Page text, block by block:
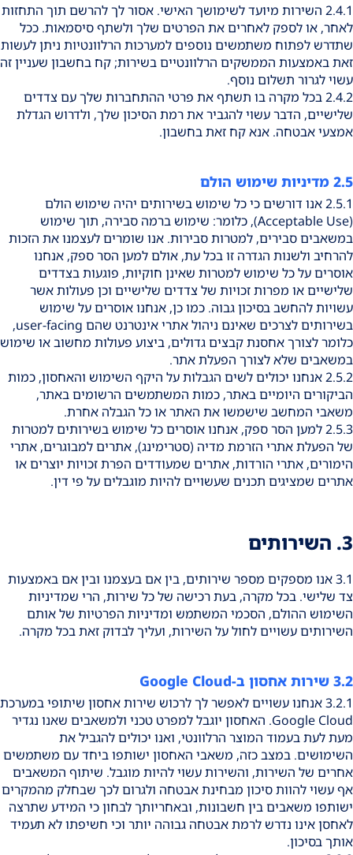
2.4.1 השירות מיועד לשימושך האישי. אסור לך להרשם תוך התחזות
לאחר, או לספק לאחרים את הפרטים שלך ולשתף סיסמאות. ככל
שתדרש לפתוח משתמשים נוספים למערכות הרלוונטיות ניתן לעשות
זאת באמצעות הממשקים הרלוונטיים בשירות; קח בחשבון שעניין זה
עשוי לגרור תשלום נוסף.
2.4.2 בכל מקרה בו תשתף את פרטי ההתחברות שלך עם צדדים
שלישיים, הדבר עשוי להגביר את רמת הסיכון שלך, ולדרוש הגדלת
אמצעי אבטחה. אנא קח זאת בחשבון.
2.5 מדיניות שימוש הולם
2.5.1 אנו דורשים כי כל שימוש בשירותים יהיה שימוש הולם
(Acceptable Use), כלומר: שימוש ברמה סבירה, תוך שימוש
במשאבים סבירים, למטרות סבירות. אנו שומרים לעצמנו את הזכות
להרחיב ולשנות הגדרה זו בכל עת, אולם למען הסר ספק, אנחנו
אוסרים על כל שימוש למטרות שאינן חוקיות, פוגעות בצדדים
שלישיים או מפרות זכויות של צדדים שלישיים וכן פעולות אשר
עשויות להחשב בסיכון גבוה. כמו כן, אנחנו אוסרים על שימוש
בשירותים לצרכים שאינם ניהול אתרי אינטרנט שהם user-facing,
כלומר לצורך אחסנת קבצים גדולים, ביצוע פעולות מחשוב או שימוש
במשאבים שלא לצורך הפעלת אתר.
2.5.2 אנחנו יכולים לשים הגבלות על היקף השימוש והאחסון, כמות
הביקורים היומיים באתר, כמות המשתמשים הרשומים באתר,
משאבי המחשב שישמשו את האתר או כל הגבלה אחרת.
2.5.3 למען הסר ספק, אנחנו אוסרים כל שימוש בשירותים למטרות
של הפעלת אתרי הזרמת מדיה (סטרימינג), אתרים למבוגרים, אתרי
הימורים, אתרי הורדות, אתרים שמעודדים הפרת זכויות יוצרים או
אתרים שמציגים תכנים שעשויים להיות מוגבלים על פי דין.
3. השירותים
3.1 אנו מספקים מספר שירותים, בין אם בעצמנו ובין אם באמצעות
צד שלישי. בכל מקרה, בעת רכישה של כל שירות, הרי שמדיניות
השימוש ההולם, הסכמי המשתמש ומדיניות הפרטיות של אותם
השירותים עשויים לחול על השירות, ועליך לבדוק זאת בכל מקרה.
3.2 שירות אחסון ב-Google Cloud
3.2.1 אנחנו עשויים לאפשר לך לרכוש שירות אחסון שיתופי במערכת
Google Cloud. האחסון יוגבל למפרט טכני ולמשאבים שאנו נגדיר
מעת לעת בעמוד המוצר הרלוונטי, ואנו יכולים להגביל את
השימושים. במצב כזה, משאבי האחסון ישותפו ביחד עם משתמשים
אחרים של השירות, והשירות עשוי להיות מוגבל. שיתוף המשאבים
אף עשוי להוות סיכון מבחינת אבטחה ולגרום לכך שבחלק מהמקרים
ישותפו משאבים בין חשבונות, ובאחריותך לבחון כי המידע שתרצה
לאחסן אינו נדרש לרמת אבטחה גבוהה יותר וכי חשיפתו לא תעמיד
אותך בסיכון.